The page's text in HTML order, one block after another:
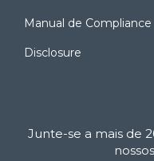
Manual de Compliance
Disclosure
Junte-se a mais de